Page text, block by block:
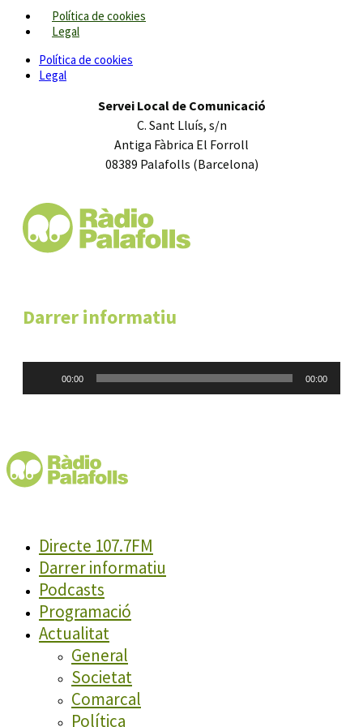
Política de cookies
Legal
Política de cookies
Legal
Servei Local de Comunicació
C. Sant Lluís, s/n
Antiga Fàbrica El Forroll
08389 Palafolls (Barcelona)
Darrer informatiu
00:00 00:00
Directe 107.7FM
Darrer informatiu
Podcasts
Programació
Actualitat
General
Societat
Comarcal
Política